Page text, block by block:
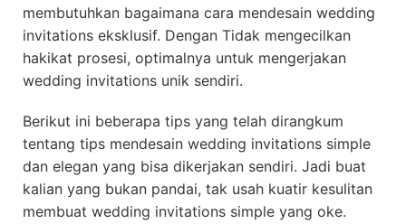
membutuhkan bagaimana cara mendesain wedding
invitations eksklusif. Dengan Tidak mengecilkan
hakikat prosesi, optimalnya untuk mengerjakan
wedding invitations unik sendiri.
Berikut ini beberapa tips yang telah dirangkum
tentang tips mendesain wedding invitations simple
dan elegan yang bisa dikerjakan sendiri. Jadi buat
kalian yang bukan pandai, tak usah kuatir kesulitan
membuat wedding invitations simple yang oke.